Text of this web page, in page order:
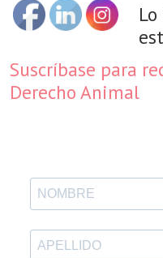
Suscríbase para
Derecho Animal